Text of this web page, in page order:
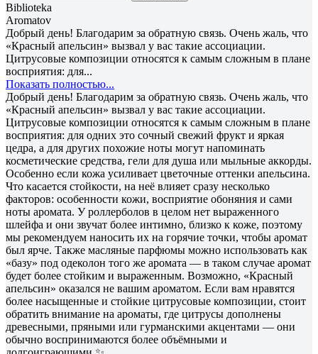
Biblioteka
Aromatov
Добрый день! Благодарим за обратную связь. Очень жаль, что
«Красный апельсин» вызвал у вас такие ассоциации.
Цитрусовые композиции относятся к самым сложным в плане
восприятия: для...
Показать полностью...
Добрый день! Благодарим за обратную связь. Очень жаль, что
«Красный апельсин» вызвал у вас такие ассоциации.
Цитрусовые композиции относятся к самым сложным в плане
восприятия: для одних это сочный свежий фрукт и яркая
цедра, а для других похожие ноты могут напоминать
косметические средства, гели для душа или мыльные аккорды.
Особенно если кожа усиливает цветочные оттенки апельсина.
Что касается стойкости, на неё влияет сразу несколько
факторов: особенности кожи, восприятие обоняния и сами
ноты аромата. У роллерболов в целом нет выраженного
шлейфа и они звучат более интимно, близко к коже, поэтому
мы рекомендуем наносить их на горячие точки, чтобы аромат
был ярче. Также масляные парфюмы можно использовать как
«базу» под одеколон того же аромата — в таком случае аромат
будет более стойким и выраженным. Возможно, «Красный
апельсин» оказался не вашим ароматом. Если вам нравятся
более насыщенные и стойкие цитрусовые композиции, стоит
обратить внимание на ароматы, где цитрусы дополнены
древесными, пряными или гурманскими акцентами — они
обычно воспринимаются более объёмными и